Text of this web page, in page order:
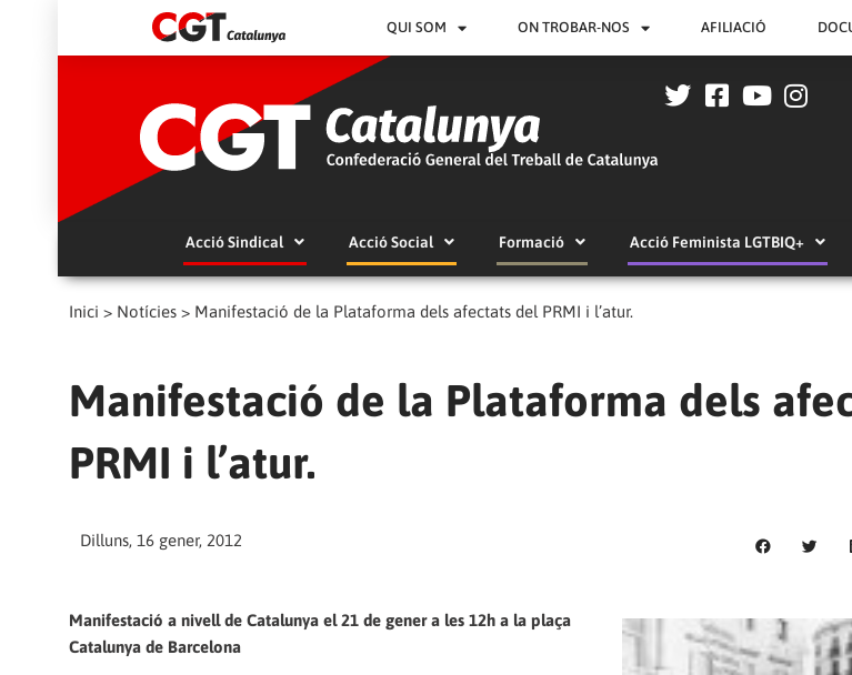
QUI SOM ON TROBAR-NOS AFILIACIÓ
Acció Sindical Acció Social Formació Acció Feminista LGTBIQ+
Inici > Notícies > Manifestació de la Plataforma dels afectats del PRMI i l’atur.
Manifestació de la Plataforma dels
PRMI i l’atur.
Dilluns, 16 gener, 2012
Manifestació a nivell de Catalunya el 21 de gener a les 12h a la plaça
Catalunya de Barcelona